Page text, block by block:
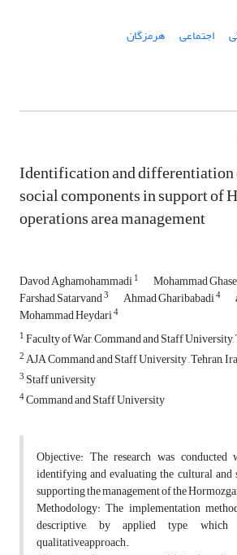
اجتماعی
هرمزگان
Identification and
social components in support of
operations area management
Davod Aghamohammadi1 Mohammad
Farshad Satarvand3 Ahmad Gharibabadi4
Mohammad Heydari4
1Faculty of War, Command and Staff University,
2AJA Command and Staff University , Tehran,
3 Staff university
4Command and Staff University
Objective: The research was
identifying and evaluating the cultural and
supporting the management of the
Methodology: The implementation
descriptive, by applied type,
qualitativeapproach.